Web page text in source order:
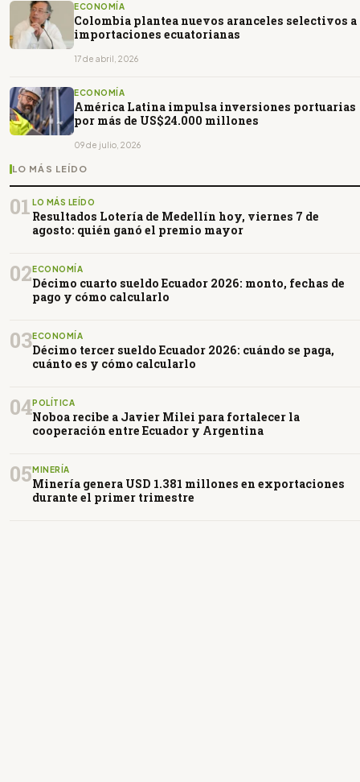
ECONOMÍA
Colombia plantea nuevos aranceles selectivos a
importaciones ecuatorianas
17 de abril, 2026
ECONOMÍA
América Latina impulsa inversiones portuarias
por más de US$24.000 millones
09 de julio, 2026
LO MÁS LEÍDO
01 LO MÁS LEÍDO
Resultados Lotería de Medellín hoy, viernes 7 de
agosto: quién ganó el premio mayor
02ECONOMÍA
Décimo cuarto sueldo Ecuador 2026: monto, fechas de
pago y cómo calcularlo
03ECONOMÍA
Décimo tercer sueldo Ecuador 2026: cuándo se paga,
cuánto es y cómo calcularlo
04POLÍTICA
Noboa recibe a Javier Milei para fortalecer la
cooperación entre Ecuador y Argentina
05MINERÍA
Minería genera USD 1.381 millones en exportaciones
durante el primer trimestre